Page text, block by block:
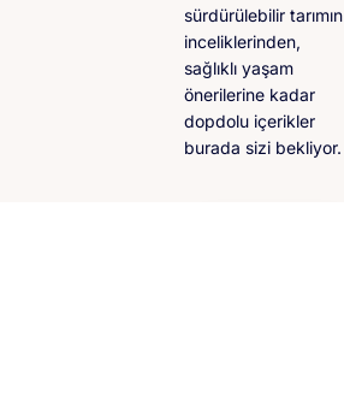
sürdürülebilir tarımın
inceliklerinden,
sağlıklı yaşam
önerilerine kadar
dopdolu içerikler
burada sizi bekliyor.